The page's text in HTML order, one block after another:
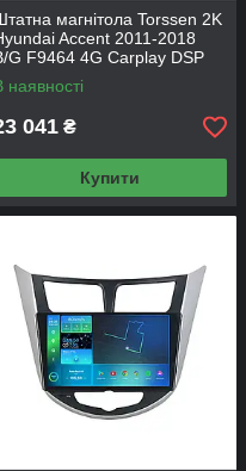
магнітола Torssen 2K
Accent 2011-2018
G F9464 4G Carplay DSP
наявності
041 ₴
Купити